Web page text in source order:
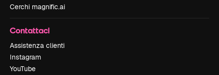
Cerchi magnific.ai
Contattaci
Assistenza clienti
Instagram
YouTube